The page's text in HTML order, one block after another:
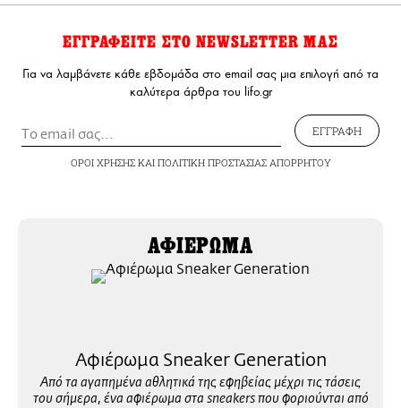
ΕΓΓΡΑΦΕΙΤΕ ΣΤΟ NEWSLETTER ΜΑΣ
Για να λαμβάνετε κάθε εβδομάδα στο email σας μια επιλογή από τα
καλύτερα άρθρα του lifo.gr
ΕΓΓΡΑΦΗ
ΟΡΟΙ ΧΡΗΣΗΣΚΑΙ ΠΟΛΙΤΙΚΗ ΠΡΟΣΤΑΣΙΑΣ ΑΠΟΡΡΗΤΟΥ
ΑΦΙΕΡΩΜΑ
Αφιέρωμα Sneaker Generation
Από τα αγαπημένα αθλητικά της εφηβείας μέχρι τις τάσεις
του σήμερα, ένα αφιέρωμα στα sneakers που φοριούνται από